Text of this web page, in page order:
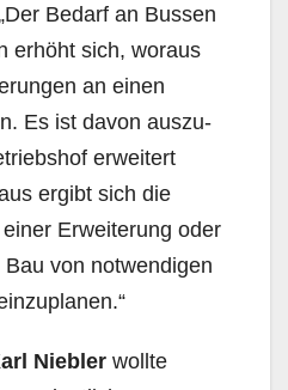
Bedarf an Bussen
erhöht sich, woraus
an einen
Es ist da­von aus­zu­
erweitert
ergibt sich die
Erweiterung oder
von not­wen­di­gen
Niebler wollte